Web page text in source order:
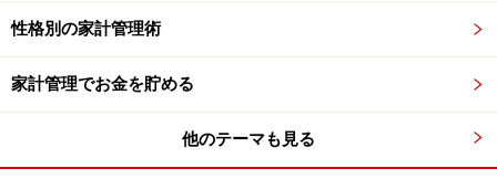
性格別の家計管理術
家計管理でお金を貯める
他のテーマも見る